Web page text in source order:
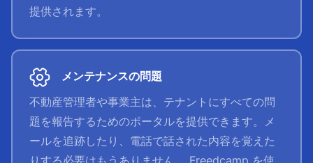
提供されます。
メンテナンスの問題
不動産管理者や事業主は、テナントにすべての問
題を報告するためのポータルを提供できます。メ
ールを追跡したり、電話で話された内容を覚えた